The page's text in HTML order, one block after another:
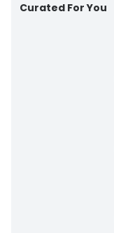
Curated For You